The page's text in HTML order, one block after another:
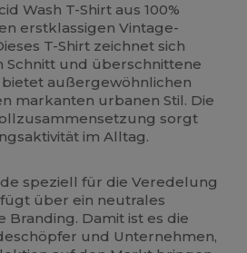
Wash T-Shirt aus 100%
erstklassigen Vintage-
T-Shirt zeichnet sich
Schnitt und überschnittene
außergewöhnlichen
markanten urbanen Stil. Die
sorgt
im Alltag.
speziell für die Veredelung
über ein neutrales
Branding. Damit ist es die
und Unternehmen,